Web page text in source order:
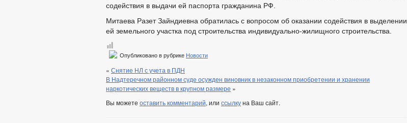
содействия в выдачи ей паспорта гражданина РФ.
Митаева Разет Зайндиевна обратилась с вопросом об оказании содействия в выделении
ей земельного участка под строительства индивидуально-жилищного строительства.
Опубликовано в рубрике Новости
« Снятие НЛ с учета в ПДН
В Надтеречном районном суде осужден виновник в незаконном приобретении и хранении
наркотических веществ в крупном размере »
Вы можете оставить комментарий, или ссылкуна Ваш сайт.